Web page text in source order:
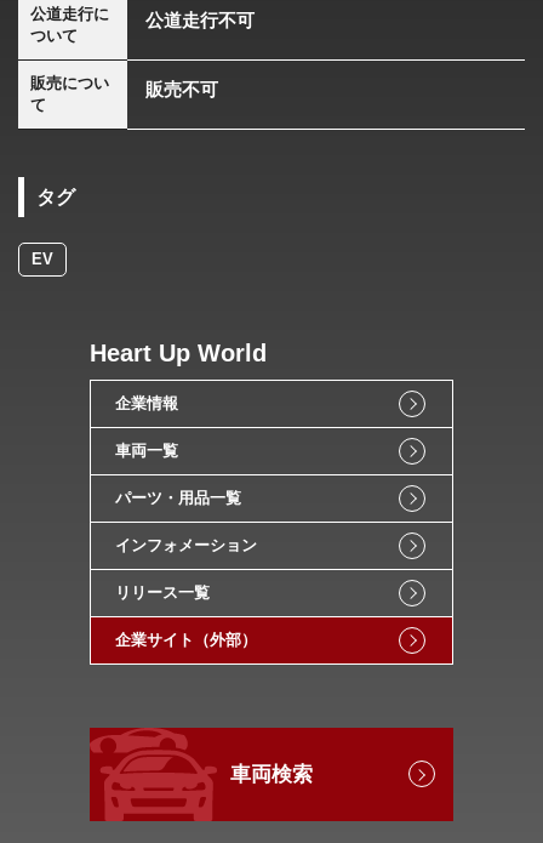
公道走行に
ついて
公道走行不可
販売につい
て
販売不可
タグ
EV
Heart Up World
企業情報
車両一覧
パーツ・用品一覧
インフォメーション
リリース一覧
企業サイト（外部）
車両検索